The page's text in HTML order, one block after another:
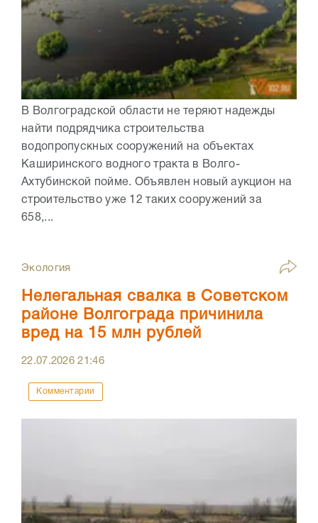
В Волгоградской области не теряют надежды
найти подрядчика строительства
водопропускных сооружений на объектах
Каширинского водного тракта в Волго-
Ахтубинской пойме. Объявлен новый аукцион на
строительство уже 12 таких сооружений за
658,...
Экология
Нелегальная свалка в Советском
районе Волгограда причинила
вред на 15 млн рублей
22.07.202621:46
Комментарии